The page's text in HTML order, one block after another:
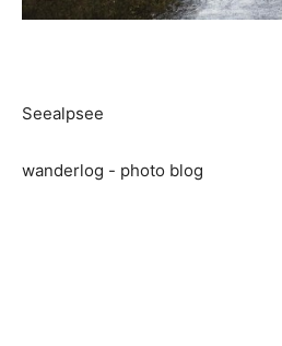
Seealpsee
wanderlog - photo blog